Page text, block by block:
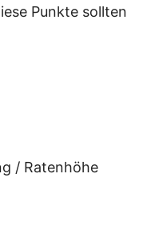
Punkte sollten
/ Ratenhöhe